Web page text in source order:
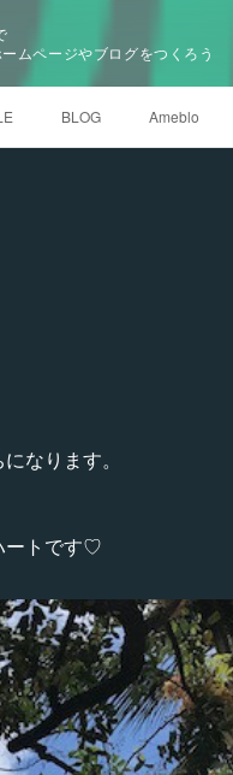
ムページやブログをつくろう
BLOG Ameblo
なります。
ートです♡